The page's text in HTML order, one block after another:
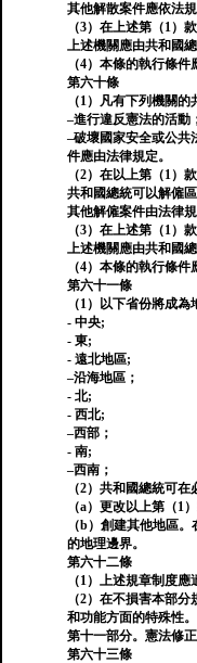
其他解散案件應依法規
（3）在上述第（1）
上述機關應由共和國總
（4）本條的執行條件
第六十條
（1）凡有下列機關
–進行違反憲法的活動
–破壞國家安全或公共
件應由法律規定。
（2）在以上第（1）
共和國總統可以解僱
其他解僱案件由法律規
（3）在上述第（1）
上述機關應由共和國總
（4）本條的執行條件
第六十一條
（1）以下省份將成為
- 中央;
- 東;
- 遠北地區;
–沿海地區；
- 北;
- 西北;
–西部；
- 南;
–西南；
（2）共和國總統可在
（a）更改以上第（1
（b）創建其他地區
的地理邊界。
第六十二條
（1）上述規章制度應
（2）在不損害本部
和功能方面的特殊性。
第十一部分。憲法修
第六十三條